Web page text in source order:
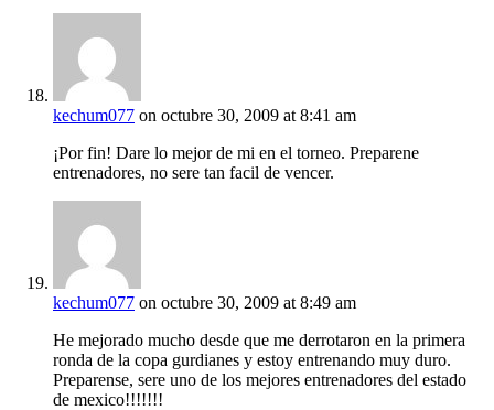
kechum077 on octubre 30, 2009 at 8:41 am
¡Por fin! Dare lo mejor de mi en el torneo. Preparene
entrenadores, no sere tan facil de vencer.
kechum077 on octubre 30, 2009 at 8:49 am
He mejorado mucho desde que me derrotaron en la primera
ronda de la copa gurdianes y estoy entrenando muy duro.
Preparense, sere uno de los mejores entrenadores del estado
de mexico!!!!!!!